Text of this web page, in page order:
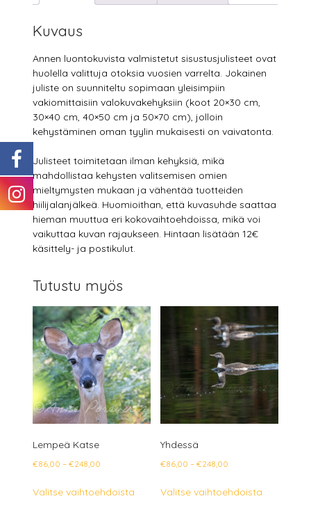
Kuvaus
Annen luontokuvista valmistetut sisustusjulisteet ovat
huolella valittuja otoksia vuosien varrelta. Jokainen
juliste on suunniteltu sopimaan yleisimpiin
vakiomittaisiin valokuvakehyksiin (koot 20×30 cm,
30×40 cm, 40×50 cm ja 50×70 cm), jolloin
kehystäminen oman tyylin mukaisesti on vaivatonta.
Julisteet toimitetaan ilman kehyksiä, mikä
mahdollistaa kehysten valitsemisen omien
mieltymysten mukaan ja vähentää tuotteiden
hiilijalanjälkeä. Huomioithan, että kuvasuhde saattaa
hieman muuttua eri kokovaihtoehdoissa, mikä voi
vaikuttaa kuvan rajaukseen. Hintaan lisätään 12€
käsittely- ja postikulut.
Tutustu myös
Lempeä Katse
€86,00 – €248,00
-
Valitse vaihtoehdoista tuotteella
Yhdessä
€86,00 – €248,00
-
Valitse vaihtoehdoista